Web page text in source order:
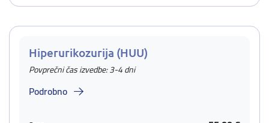
Hiperurikozurija (HUU)
Povprečni čas izvedbe: 3-4 dni
Podrobno